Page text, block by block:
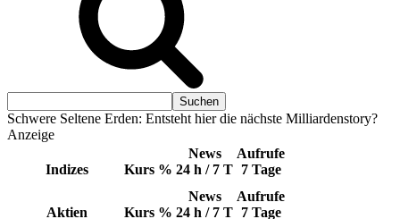
Schwere Seltene Erden: Entsteht hier die nächste Milliardenstory?
Anzeige
Indizes Kurs %
News
24 h / 7 T
Aufrufe
7 Tage
Aktien Kurs %
News
24 h / 7 T
Aufrufe
7 Tage